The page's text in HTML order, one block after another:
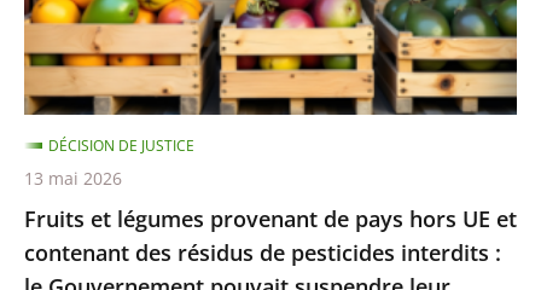
hors
UE
contenant
des
résidus
de
pesticides
Fruits et légumes provenant de pays hors UE et
contenant des résidus de pesticides interdits :
DÉCISION DE JUSTICE
13 mai 2026